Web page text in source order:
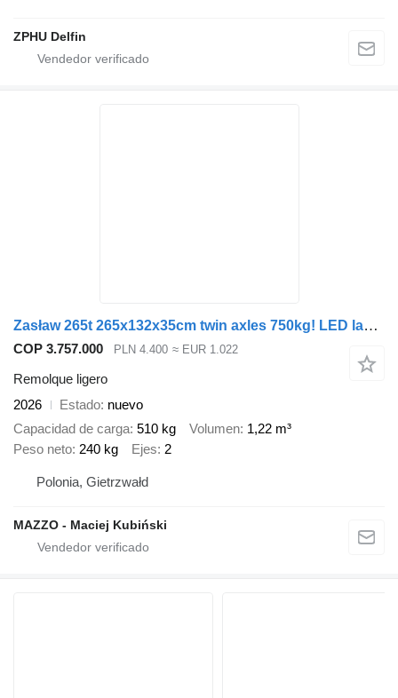
ZPHU Delfin
Zasław 265t 265x132x35cm twin axles 750kg! LED lamps!
COP 3.757.000 PLN 4.400 ≈ EUR 1.022
Remolque ligero
2026
Estado nuevo
Capacidad de carga 510 kg Volumen 1,22 m³
Peso neto 240 kg Ejes 2
Polonia, Gietrzwałd
MAZZO - Maciej Kubiński